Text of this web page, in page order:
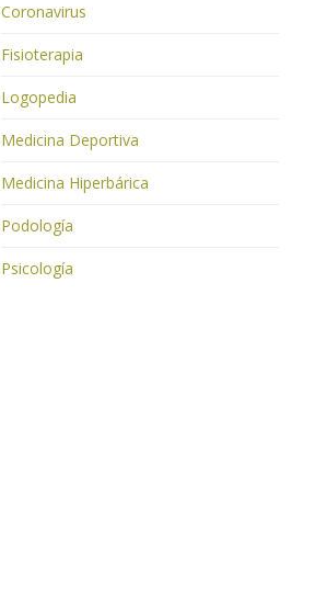
Coronavirus
Fisioterapia
Logopedia
Medicina Deportiva
Medicina Hiperbárica
Podología
Psicología